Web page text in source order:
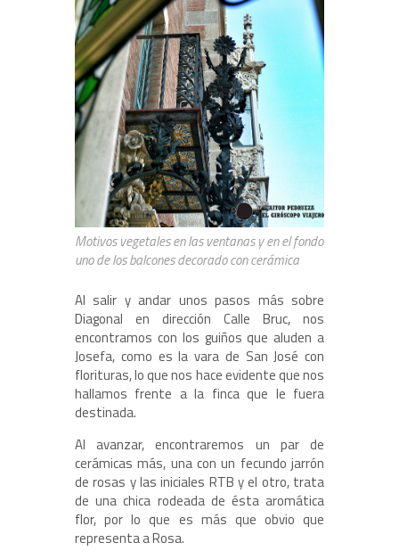
Motivos vegetales en las ventanas y en el fondo
uno de los balcones decorado con cerámica
Al salir y andar unos pasos más sobre
Diagonal en dirección Calle Bruc, nos
encontramos con los guiños que aluden a
Josefa, como es la vara de San José con
florituras, lo que nos hace evidente que nos
hallamos frente a la finca que le fuera
destinada.
Al avanzar, encontraremos un par de
cerámicas más, una con un fecundo jarrón
de rosas y las iniciales RTB y el otro, trata
de una chica rodeada de ésta aromática
flor, por lo que es más que obvio que
representa a Rosa.